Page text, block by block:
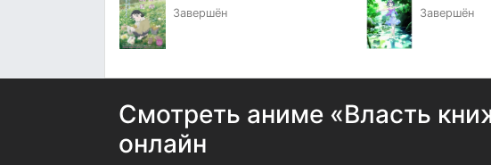
Завершён
Завершён
Смотреть аниме «Власть
онлайн